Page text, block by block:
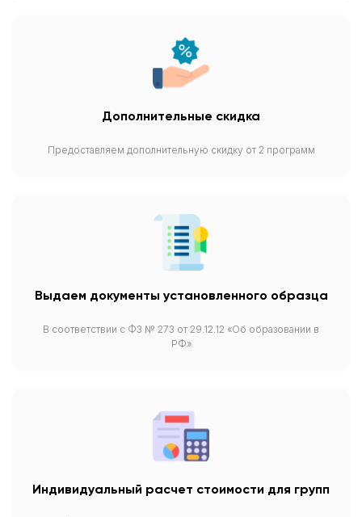
Дополнительные скидка
Предоставляем дополнительную скидку от 2 программ
Выдаем документы установленного образца
В соответствии с ФЗ № 273 от 29.12.12 «Об образовании в
РФ»
Индивидуальный расчет стоимости для групп